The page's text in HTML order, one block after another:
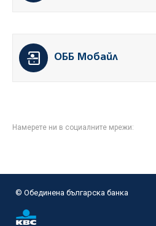
ОББ Мобайл
Намерете ни в социалните мрежи:
© Oбединена българска банка